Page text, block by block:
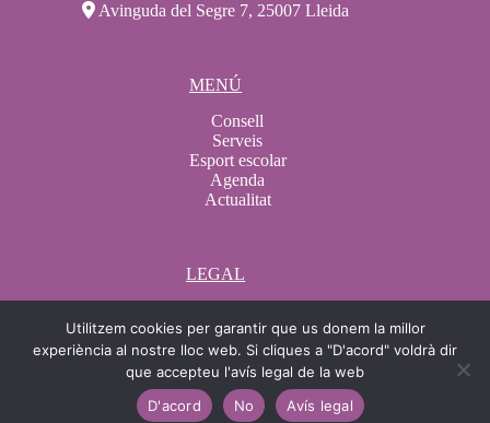
Avinguda del Segre 7, 25007 Lleida
MENÚ
Consell
Serveis
Esport escolar
Agenda
Actualitat
LEGAL
Condicions de compra
Condicions de contractació
Política de Cookies
Protecció de dades
Canal ètic
Utilitzem cookies per garantir que us donem la millor
experiència al nostre lloc web. Si cliques a "D'acord" voldrà dir
que accepteu l'avís legal de la web
D'acord
No Avís legal